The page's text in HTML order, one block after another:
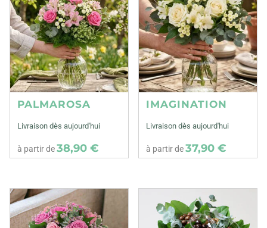
PALMAROSA
Livraison dès aujourd'hui
à partir de38,90 €
IMAGINATION
Livraison dès aujourd'hui
à partir de37,90 €